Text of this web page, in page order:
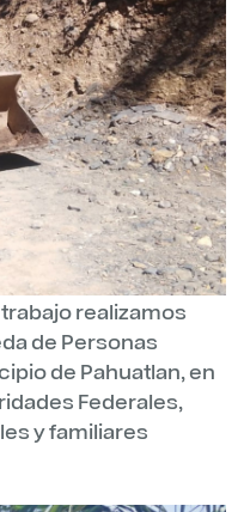
realizamos
de Personas
de Pahuatlan, en
Federales,
y familiares